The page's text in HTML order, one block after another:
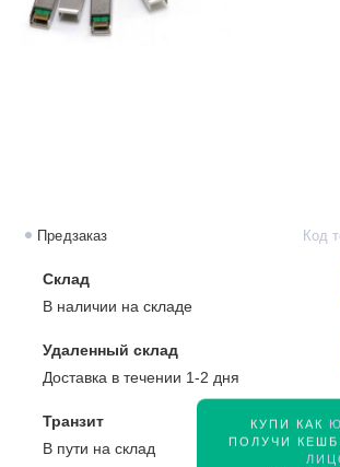
КУПИ КАК
ПОЛУЧИ
Предзаказ Код
Склад
В наличии на складе
Удаленный склад
Доставка в течении 1-2 дня
Транзит
В пути на склад